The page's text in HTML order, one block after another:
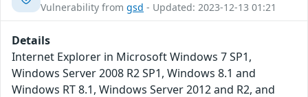
Vulnerability from gsd - Updated: 2023-12-13 01:21
Details
Internet Explorer in Microsoft Windows 7 SP1,
Windows Server 2008 R2 SP1, Windows 8.1 and
Windows RT 8.1, Windows Server 2012 and R2, and